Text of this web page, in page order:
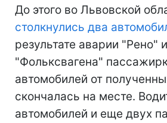
До этого во Львовской
столкнулись два
результате аварии "Рено" и
"Фольксвагена"
автомобилей от
скончалась на месте.
автомобилей и еще двух